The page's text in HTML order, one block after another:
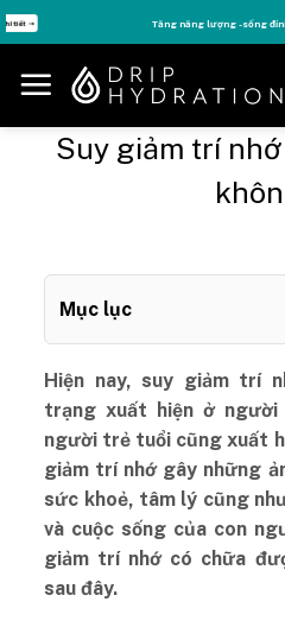
Skip
to
content
Tăng năng lượng - sống đỉnh cao với thẻ
Suy giảm trí
Mục lục
Hiện nay, suy giảm trí
trạng xuất hiện ở
người trẻ tuổi cũng xuất
giảm trí nhớ gây những
sức khoẻ, tâm lý cũng
và cuộc sống của con
giảm trí nhớ có chữa
sau đây.